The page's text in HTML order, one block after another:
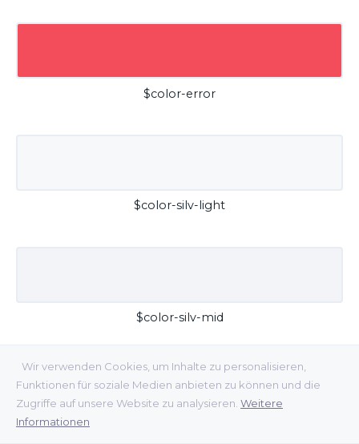
Wir verwenden Cookies, um Inhalte zu personalisieren,
Funktionen für soziale Medien anbieten zu können und die
Zugriffe auf unsere Website zu analysieren. Weitere
Informationen
$color-error
$color-silv-light
$color-silv-mid